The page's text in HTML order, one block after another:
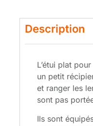
Description
L’étui plat
un petit
et ranger les
sont pas
Ils sont